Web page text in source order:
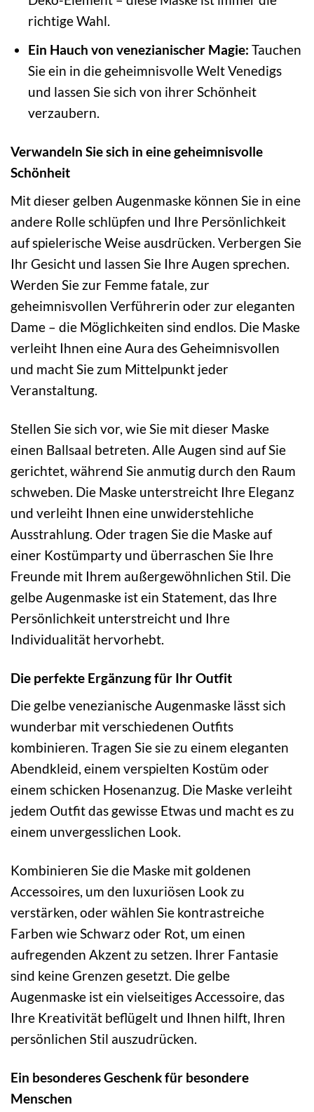
richtige Wahl.
Ein Hauch von venezianischer Magie: Tauchen
Sie ein in die geheimnisvolle Welt Venedigs
und lassen Sie sich von ihrer Schönheit
verzaubern.
Verwandeln Sie sich in eine geheimnisvolle
Schönheit
Mit dieser gelben Augenmaske können Sie in eine
andere Rolle schlüpfen und Ihre Persönlichkeit
auf spielerische Weise ausdrücken. Verbergen Sie
Ihr Gesicht und lassen Sie Ihre Augen sprechen.
Werden Sie zur Femme fatale, zur
geheimnisvollen Verführerin oder zur eleganten
Dame – die Möglichkeiten sind endlos. Die Maske
verleiht Ihnen eine Aura des Geheimnisvollen
und macht Sie zum Mittelpunkt jeder
Veranstaltung.
Stellen Sie sich vor, wie Sie mit dieser Maske
einen Ballsaal betreten. Alle Augen sind auf Sie
gerichtet, während Sie anmutig durch den Raum
schweben. Die Maske unterstreicht Ihre Eleganz
und verleiht Ihnen eine unwiderstehliche
Ausstrahlung. Oder tragen Sie die Maske auf
einer Kostümparty und überraschen Sie Ihre
Freunde mit Ihrem außergewöhnlichen Stil. Die
gelbe Augenmaske ist ein Statement, das Ihre
Persönlichkeit unterstreicht und Ihre
Individualität hervorhebt.
Die perfekte Ergänzung für Ihr Outfit
Die gelbe venezianische Augenmaske lässt sich
wunderbar mit verschiedenen Outfits
kombinieren. Tragen Sie sie zu einem eleganten
Abendkleid, einem verspielten Kostüm oder
einem schicken Hosenanzug. Die Maske verleiht
jedem Outfit das gewisse Etwas und macht es zu
einem unvergesslichen Look.
Kombinieren Sie die Maske mit goldenen
Accessoires, um den luxuriösen Look zu
verstärken, oder wählen Sie kontrastreiche
Farben wie Schwarz oder Rot, um einen
aufregenden Akzent zu setzen. Ihrer Fantasie
sind keine Grenzen gesetzt. Die gelbe
Augenmaske ist ein vielseitiges Accessoire, das
Ihre Kreativität beflügelt und Ihnen hilft, Ihren
persönlichen Stil auszudrücken.
Ein besonderes Geschenk für besondere
Menschen